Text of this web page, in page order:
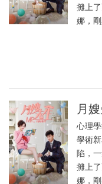
攤上
娜，
月
心理
學術
陷，
攤上
娜，